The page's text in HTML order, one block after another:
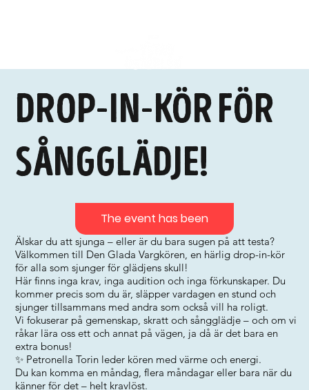
Drop-in-kör för
sångglädje!
Älskar du att sjunga – eller är du bara sugen på att testa?
Välkommen till Den Glada Vargkören, en härlig drop-in-kör
för alla som sjunger för glädjens skull!
Här finns inga krav, inga audition och inga förkunskaper. Du
kommer precis som du är, släpper vardagen en stund och
sjunger tillsammans med andra som också vill ha roligt.
Vi fokuserar på gemenskap, skratt och sångglädje – och om vi
råkar lära oss ett och annat på vägen, ja då är det bara en
extra bonus!
✨ Petronella Torin leder kören med värme och energi.
Du kan komma en måndag, flera måndagar eller bara när du
känner för det – helt kravlöst.
The event has been